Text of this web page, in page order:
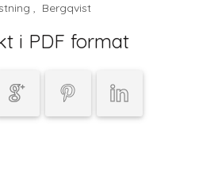
, Bergqvist
i PDF format